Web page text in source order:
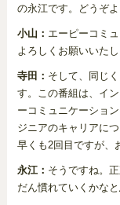
の永江です。どうぞ
小山： エーピーコミ
よろしくお願いいたし
寺田： そして、同じ
す。この番組は、イ
ーコミュニケーショ
ジニアのキャリアに
早くも2回目ですが、
永江： そうですね。
だん慣れていくかなと